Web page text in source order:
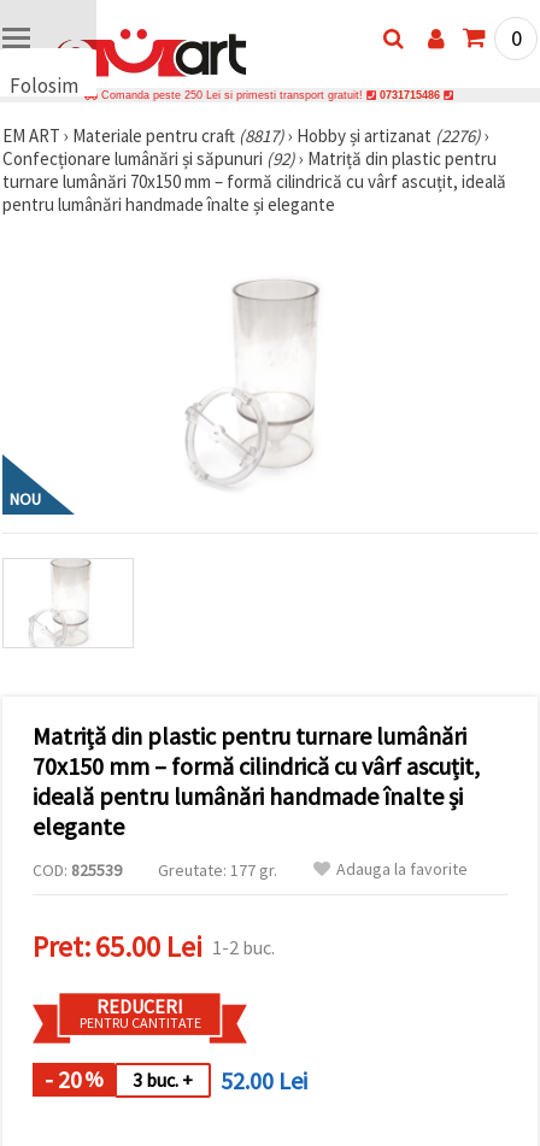
Folosim
uri
🍪 Folosim
cookie-uri
și
dumneavoastră,
pentru a
analiza
traficul și a
afișa
conținut și
reclame
relevante,
inclusiv cu
ajutorul
marketing.
Puteți fi de
acord să
utilizați
cookie -
clic pe
"acceptati
să vă
indicați
selectând
un tip de
cookie -uri
dat și
făcând clic
0
Comanda peste 250 Lei si primesti transport gratuit! 0731715486
EM ART › Materiale pentru craft (8817)› Hobby și artizanat (2276)›
Confecționare lumânări și săpunuri (92)› Matriță din plastic pentru
turnare lumânări 70x150 mm – formă cilindrică cu vârf ascuțit, ideală
pentru lumânări handmade înalte și elegante
NOU
Matriță din plastic pentru turnare lumânări
70x150 mm – formă cilindrică cu vârf ascuțit,
ideală pentru lumânări handmade înalte și
elegante
COD: 825539 Greutate: 177 gr. Adauga la favorite
Pret:65.00 Lei 1-2 buc.
REDUCERI
PENTRU CANTITATE
- 20% 3 buc. + 52.00 Lei